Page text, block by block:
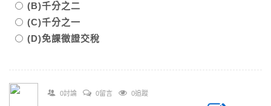
(B)千分之二
(C)千分之一
(D)免課徵證交稅
0討論 0留言 0追蹤